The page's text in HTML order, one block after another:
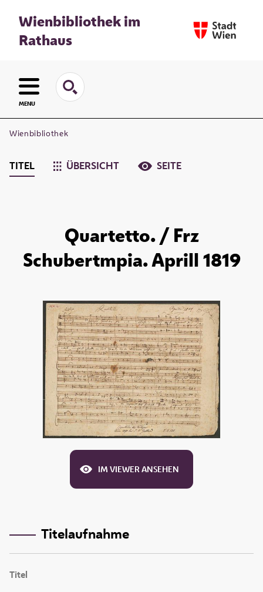
Wienbibliothek im
Rathaus
MENU
Wienbibliothek
TITEL ÜBERSICHT SEITE
Quartetto. / Frz
Schubertmpia. Aprill 1819
IM VIEWER ANSEHEN
Titelaufnahme
Titel